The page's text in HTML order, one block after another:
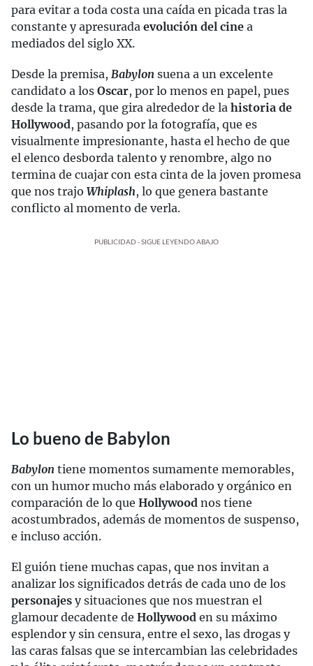
para evitar a toda costa una caída en picada tras la
constante y apresurada evolución del cine a
mediados del siglo XX.
Desde la premisa, Babylon suena a un excelente
candidato a los Oscar, por lo menos en papel, pues
desde la trama, que gira alrededor de la historia de
Hollywood, pasando por la fotografía, que es
visualmente impresionante, hasta el hecho de que
el elenco desborda talento y renombre, algo no
termina de cuajar con esta cinta de la joven promesa
que nos trajo Whiplash, lo que genera bastante
conflicto al momento de verla.
PUBLICIDAD - SIGUE LEYENDO ABAJO
Lo bueno de Babylon
Babylon tiene momentos sumamente memorables,
con un humor mucho más elaborado y orgánico en
comparación de lo que Hollywood nos tiene
acostumbrados, además de momentos de suspenso,
e incluso acción.
El guión tiene muchas capas, que nos invitan a
analizar los significados detrás de cada uno de los
personajes y situaciones que nos muestran el
glamour decadente de Hollywood en su máximo
esplendor y sin censura, entre el sexo, las drogas y
las caras falsas que se intercambian las celebridades